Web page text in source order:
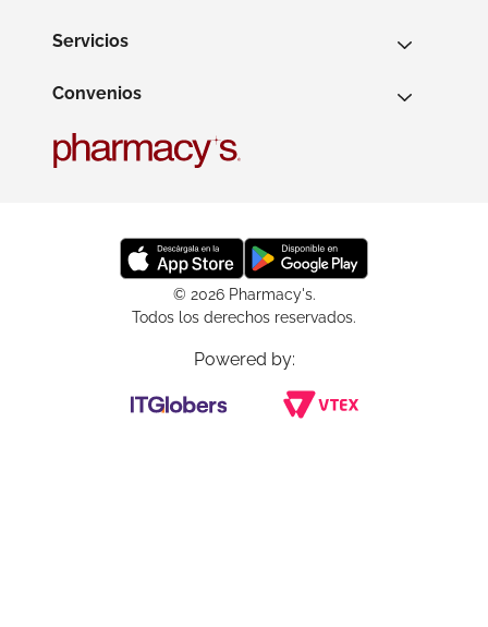
Servicios
Convenios
© 2026 Pharmacy's.
Todos los derechos reservados.
Powered by: